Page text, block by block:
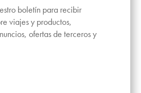
boletín para recibir
viajes y productos,
ofertas de terceros y